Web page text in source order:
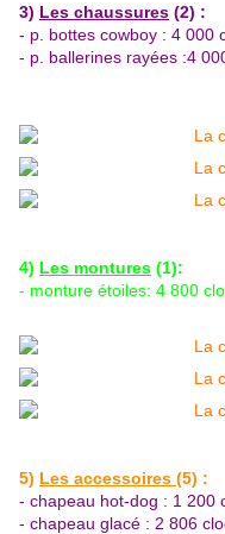
3) Les chaussures (2) :
- p. bottes cowboy : 4 000
- p. ballerines rayées :4
4) Les montures (1):
- monture étoiles: 4 800
5) Les accessoires (5) :
- chapeau hot-dog : 1 200
- chapeau glacé : 2 806